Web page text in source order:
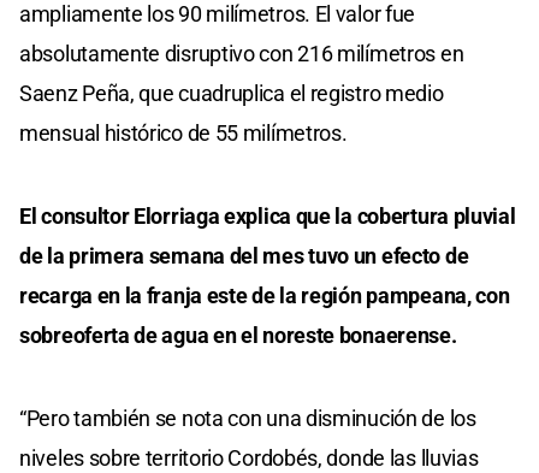
ampliamente los 90 milímetros. El valor fue
absolutamente disruptivo con 216 milímetros en
Saenz Peña, que cuadruplica el registro medio
mensual histórico de 55 milímetros.
El consultor Elorriaga explica que la cobertura pluvial
de la primera semana del mes tuvo un efecto de
recarga en la franja este de la región pampeana, con
sobreoferta de agua en el noreste bonaerense.
“Pero también se nota con una disminución de los
niveles sobre territorio Cordobés, donde las lluvias